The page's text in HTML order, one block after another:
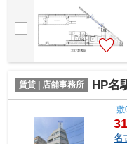
賃貸 | 店舗事務所 HP名
敷
名